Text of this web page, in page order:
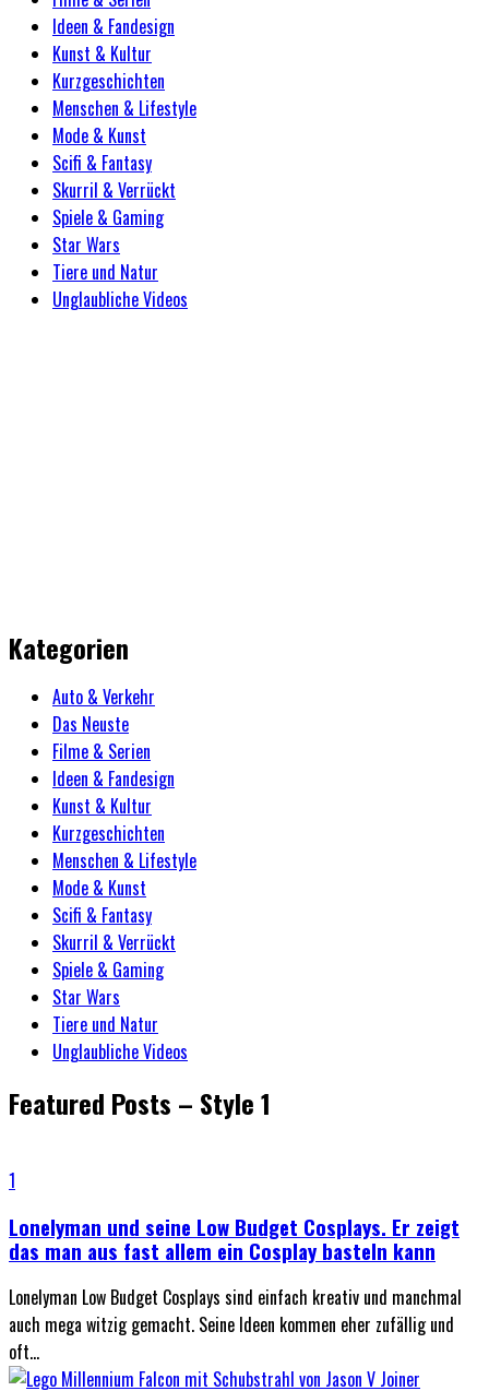
Ideen & Fandesign
Kunst & Kultur
Kurzgeschichten
Menschen & Lifestyle
Mode & Kunst
Scifi & Fantasy
Skurril & Verrückt
Spiele & Gaming
Star Wars
Tiere und Natur
Unglaubliche Videos
Kategorien
Auto & Verkehr
Das Neuste
Filme & Serien
Ideen & Fandesign
Kunst & Kultur
Kurzgeschichten
Menschen & Lifestyle
Mode & Kunst
Scifi & Fantasy
Skurril & Verrückt
Spiele & Gaming
Star Wars
Tiere und Natur
Unglaubliche Videos
Featured Posts – Style 1
1
Lonelyman und seine Low Budget Cosplays. Er zeigt
das man aus fast allem ein Cosplay basteln kann
Lonelyman Low Budget Cosplays sind einfach kreativ und manchmal
auch mega witzig gemacht. Seine Ideen kommen eher zufällig und
oft...